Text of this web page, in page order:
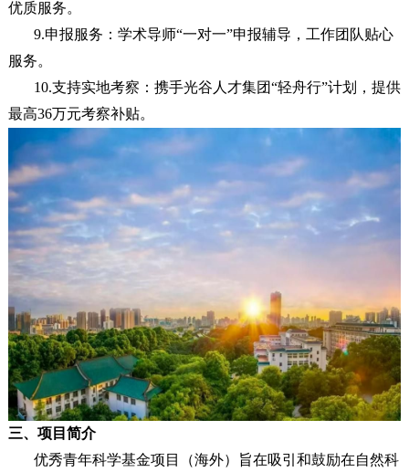
优质服务。
9.申报服务：学术导师“一对一”申报辅导，工作团队贴心
服务。
10.支持实地考察：携手光谷人才集团“轻舟行”计划，提供
最高36万元考察补贴。
三、项目简介
优秀青年科学基金项目（海外）旨在吸引和鼓励在自然科